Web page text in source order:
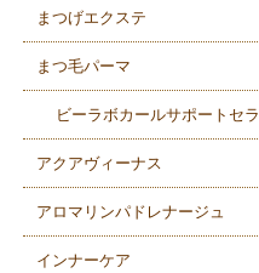
まつげエクステ
まつ毛パーマ
ビーラボカールサポートセ
アクアヴィーナス
アロマリンパドレナージュ
インナーケア